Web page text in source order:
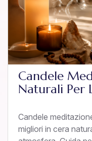
Candele
Naturali Per
Candele
migliori in cera